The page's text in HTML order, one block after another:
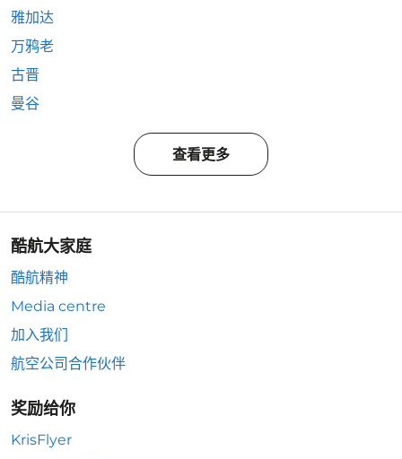
雅加达
万鸦老
古晋
曼谷
查看更多
酷航大家庭
酷航精神
Media centre
加入我们
航空公司合作伙伴
奖励给你
KrisFlyer